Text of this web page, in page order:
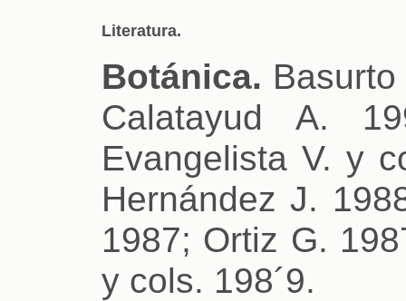
Literatura.
Botánica.
Calatayud A.
Evangelista V. y
Hernández J.
1987; Ortiz G.
y cols. 198´9.